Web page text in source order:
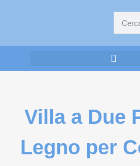
Villa a Due
Legno per